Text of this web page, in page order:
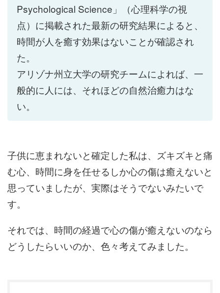
Psychological Science」（心理科学の視
点）に掲載された最新の研究結果によると、
時間が人を癒す効果はないことが確認され
た。
アリゾナ州立大学の研究チームによれば、一
般的に人には、それほどの自然治癒力はな
い。
子供に恵まれないと確定した私は、ズキズキと痛
む心、時間に身を任せるしか心の傷は癒えないと
思っていましたが、実際はそうでないみたいで
す。
それでは、時間の経過で心の傷が癒えないのなら
どうしたらいいのか、色々考えてみました。